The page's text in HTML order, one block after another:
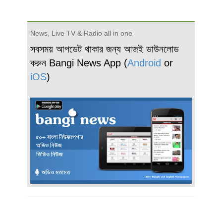
News, Live TV & Radio all in one
সবসময় আপডেট থাকার জন্য আজই ডাউনলোড
করুন Bangi News App (Android or
iOS)